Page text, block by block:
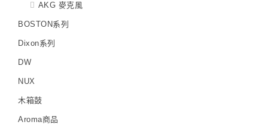
AKG 麥克風
BOSTON系列
Dixon系列
DW
NUX
木箱鼓
Aroma商品